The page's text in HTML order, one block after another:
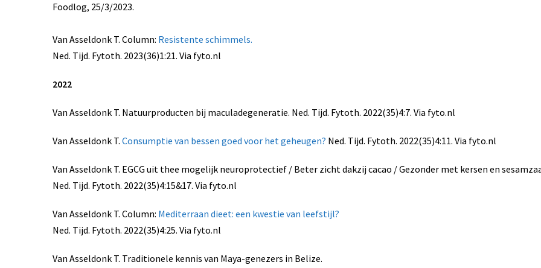
Foodlog, 25/3/2023.
Van Asseldonk T. Column: Resistente schimmels.
Ned. Tijd. Fytoth. 2023(36)1:21. Via fyto.nl
2022
Van Asseldonk T. Natuurproducten bij maculadegeneratie. Ned. Tijd. Fytoth. 2022(35)4:7. Via fyto.nl
Van Asseldonk T. Consumptie van bessen goed voor het geheugen? Ned. Tijd. Fytoth. 2022(35)4:11. Via fyto.nl
Van Asseldonk T. EGCG uit thee mogelijk neuroprotectief / Beter zicht dakzij cacao / Gezonder met kersen en
Ned. Tijd. Fytoth. 2022(35)4:15&17. Via fyto.nl
Van Asseldonk T. Column: Mediterraan dieet: een kwestie van leefstijl?
Ned. Tijd. Fytoth. 2022(35)4:25. Via fyto.nl
Van Asseldonk T. Traditionele kennis van Maya-genezers in Belize.